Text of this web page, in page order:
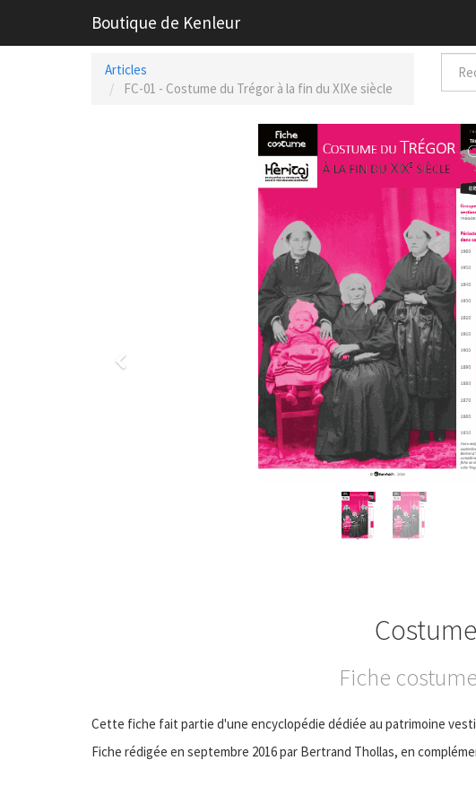
Boutique de Kenleur
Articles
FC-01 - Costume du Trégor à la fin du XIXe siècle
Fiche
Cette fiche fait partie d'une encyclopédie dédiée au patrimoine
Fiche rédigée en septembre 2016 par Bertrand Thollas, en